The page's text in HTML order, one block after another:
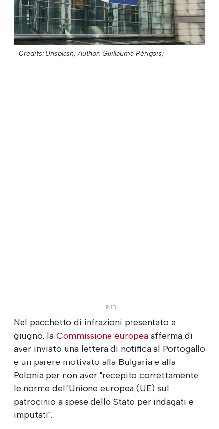
Credits: Unsplash; Author: Guillaume Périgois;
Nel pacchetto di infrazioni presentato a
giugno, la Commissione europea afferma di
aver inviato una lettera di notifica al Portogallo
e un parere motivato alla Bulgaria e alla
Polonia per non aver "recepito correttamente
le norme dell'Unione europea (UE) sul
patrocinio a spese dello Stato per indagati e
imputati".